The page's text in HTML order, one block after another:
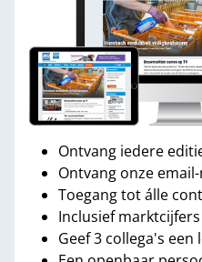
Ontvang iedere
Ontvang onze
Toegang tot álle
Inclusief
Geef 3 collega's een